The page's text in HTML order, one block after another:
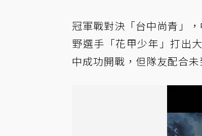
冠軍戰對決「台中尚青」
野選手「花甲少年」打出
中成功開戰，但隊友配合